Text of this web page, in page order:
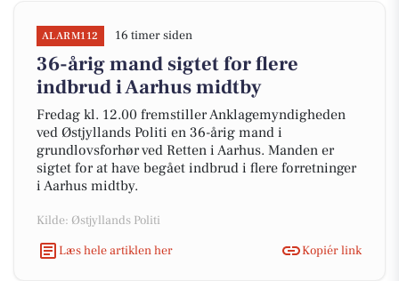
ALARM112 16 timer siden
36-årig mand sigtet for flere
indbrud i Aarhus midtby
Fredag kl. 12.00 fremstiller Anklagemyndigheden
ved Østjyllands Politi en 36-årig mand i
grundlovsforhør ved Retten i Aarhus. Manden er
sigtet for at have begået indbrud i flere forretninger
i Aarhus midtby.
Kilde: Østjyllands Politi
Læs hele artiklen her
Kopiér link